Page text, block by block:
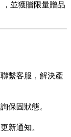
，並獲贈限量贈品
繫客服，解決產
保固狀態。
新通知。